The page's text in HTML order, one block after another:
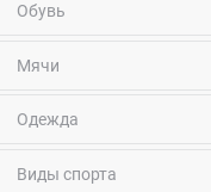
Обувь
Мячи
Одежда
Виды спорта